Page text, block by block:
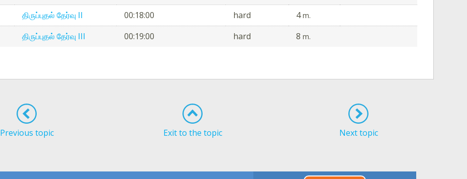
திருப்புதல் தேர்வு II 00:18:00 hard 4m.
திருப்புதல் தேர்வு III 00:19:00 hard 8 m.
Previous topic Exit to the topic Next topic